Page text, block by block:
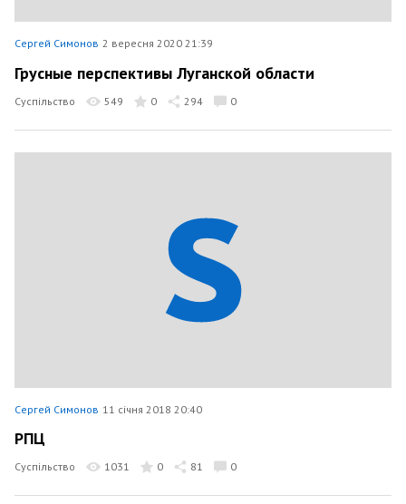
Сергей Симонов 2 вересня 2020 21:39
Грусные перспективы Луганской области
Суспільство 549 0 294 0
Сергей Симонов 11 січня 2018 20:40
РПЦ
Суспільство 1031 0 81 0